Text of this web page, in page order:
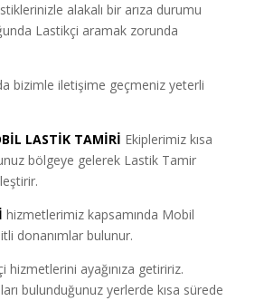
alakalı bir arıza durumu
Lastikçi aramak zorunda
bizimle iletişime geçmeniz yeterli
LASTİK TAMİRİ Ekiplerimiz kısa
bölgeye gelerek Lastik Tamir
hizmetlerimiz kapsamında Mobil
donanımlar bulunur.
hizmetlerini ayağınıza getiririz.
bulunduğunuz yerlerde kısa sürede